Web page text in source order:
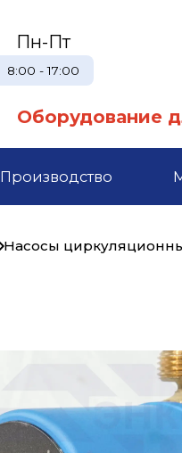
Пн-Пт
8:00 - 17:00
Оборудование
Производство
Насосы